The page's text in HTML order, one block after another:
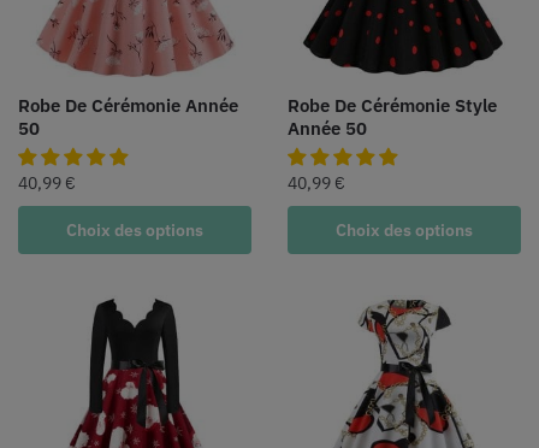
Robe De Cérémonie Année
50
40,99 €
Choix des options
Robe De Cérémonie Style
Année 50
40,99 €
Choix des options